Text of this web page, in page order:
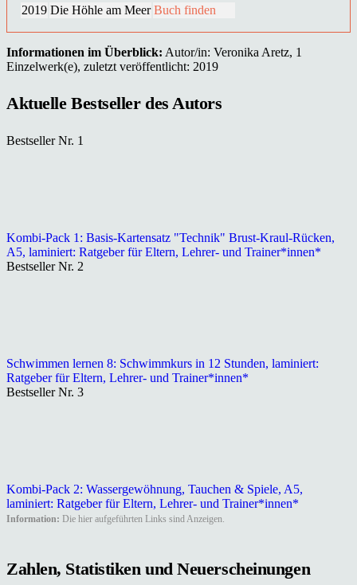
2019 Die Höhle am Meer Buch finden
Informationen im Überblick: Autor/in: Veronika Aretz, 1
Einzelwerk(e), zuletzt veröffentlicht: 2019
Aktuelle Bestseller des Autors
Bestseller Nr. 1
Kombi-Pack 1: Basis-Kartensatz "Technik" Brust-Kraul-Rücken,
A5, laminiert: Ratgeber für Eltern, Lehrer- und Trainer*innen*
Bestseller Nr. 2
Schwimmen lernen 8: Schwimmkurs in 12 Stunden, laminiert:
Ratgeber für Eltern, Lehrer- und Trainer*innen*
Bestseller Nr. 3
Kombi-Pack 2: Wassergewöhnung, Tauchen & Spiele, A5,
laminiert: Ratgeber für Eltern, Lehrer- und Trainer*innen*
Information: Die hier aufgeführten Links sind Anzeigen.
Zahlen, Statistiken und Neuerscheinungen